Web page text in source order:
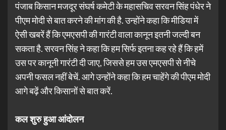
पंजाब किसान मजदूर संघर्ष कमेटी के महासचिव सरवन सिंह पंधेर ने
पीएम मोदी से बात करने की मांग की है. उन्होंने कहा कि मीडिया में
ऐसी खबरें हैं कि एमएसपी की गारंटी वाला कानून इतनी जल्दी बन
सकता है. सरवन सिंह ने कहा कि हम सिर्फ इतना कह रहे हैं कि हमें
उस पर कानूनी गारंटी दी जाए, जिससे हम उस एमएसपी से नीचे
अपनी फसल नहीं बेचें. आगे उन्होंने कहा कि हम चाहेंगे की पीएम मोदी
आगे बढ़ें और किसानों से बात करें.
कल शुरु हुआ आंदोलन